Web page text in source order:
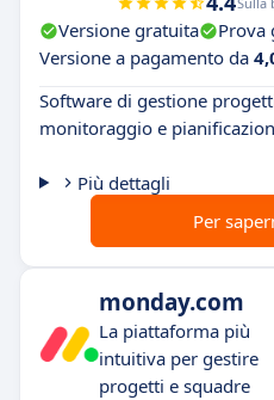
Versione gratuita Prova
Versione a pagamento da
Software di gestione
monitoraggio e
Più dettagli
Per
monday.com
La piattaforma più
intuitiva per gestire
progetti e squadre